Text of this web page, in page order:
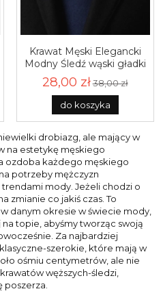
Krawat Męski Elegancki
Modny Śledź wąski gładki
granatowy atramentowy
G176
28,00 zł38,00 zł
do koszyka
drobiazg, ale mający w
na estetykę męskiego
ozdoba każdego męskiego
potrzeby mężczyzn
mody. Jeżeli chodzi o
zmianie co jakiś czas. To
danym okresie w świecie mody,
topie, abyśmy tworząc swoją
Za najbardziej
szerokie, które mają w
ośmiu centymetrów, ale nie
węższych-śledzi,
poszerza.